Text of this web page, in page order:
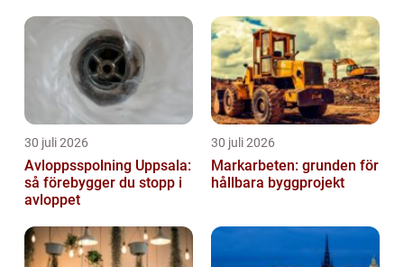
30 juli 2026
Avloppsspolning Uppsala:
så förebygger du stopp i
avloppet
30 juli 2026
Markarbeten: grunden för
hållbara byggprojekt